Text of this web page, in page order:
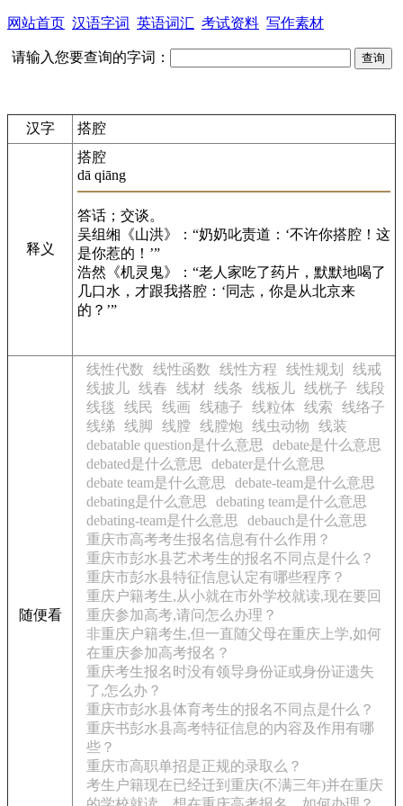
网站首页 汉语字词 英语词汇 考试资料 写作素材
请输入您要查询的字词：
汉字 搭腔
释义
搭腔
dā qiāng
答话；交谈。
吴组缃《山洪》：“奶奶叱责道：‘不许你搭腔！这
是你惹的！’”
浩然《机灵鬼》：“老人家吃了药片，默默地喝了
几口水，才跟我搭腔：‘同志，你是从北京来
的？’”
随便看
线性代数 线性函数 线性方程 线性规划
线戒
线披儿 线春 线材 线条 线板儿 线桄子
线段
线毯
线民 线画 线穗子 线粒体 线索
线络子
线绨 线脚 线膛 线膛炮 线虫动物
线装
debatable question是什么意思
debate是什么意思
debated是什么意思
debater是什么意思
debate team是什么意思
debate-team是什么意思
debating是什么意思
debating team是什么意思
debating-team是什么意思
debauch是什么意思
重庆市高考考生报名信息有什么作用？
重庆市彭水县艺术考生的报名不同点是什么？
重庆市彭水县特征信息认定有哪些程序？
重庆户籍考生,从小就在市外学校就读,现在要回
重庆参加高考,请问怎么办理？
非重庆户籍考生,但一直随父母在重庆上学,如何
在重庆参加高考报名？
重庆考生报名时没有领导身份证或身份证遗失
了,怎么办？
重庆市彭水县体育考生的报名不同点是什么？
重庆书彭水县高考特征信息的内容及作用有哪
些？
重庆市高职单招是正规的录取么？
考生户籍现在已经迁到重庆(不满三年)并在重庆